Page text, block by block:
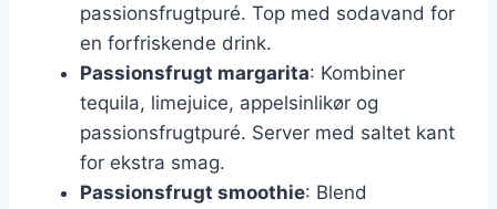
passionsfrugtpuré. Top med sodavand for
en forfriskende drink.
Passionsfrugt margarita: Kombiner
tequila, limejuice, appelsinlikør og
passionsfrugtpuré. Server med saltet kant
for ekstra smag.
Passionsfrugt smoothie: Blend